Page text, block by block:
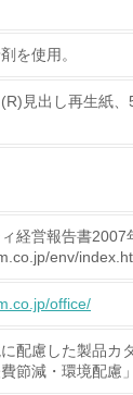
包装・物流
ている
化学物質
を使用。
見出し再生紙
経営報告書2007
env/
office/
に配慮した製品
節減・環境配慮」